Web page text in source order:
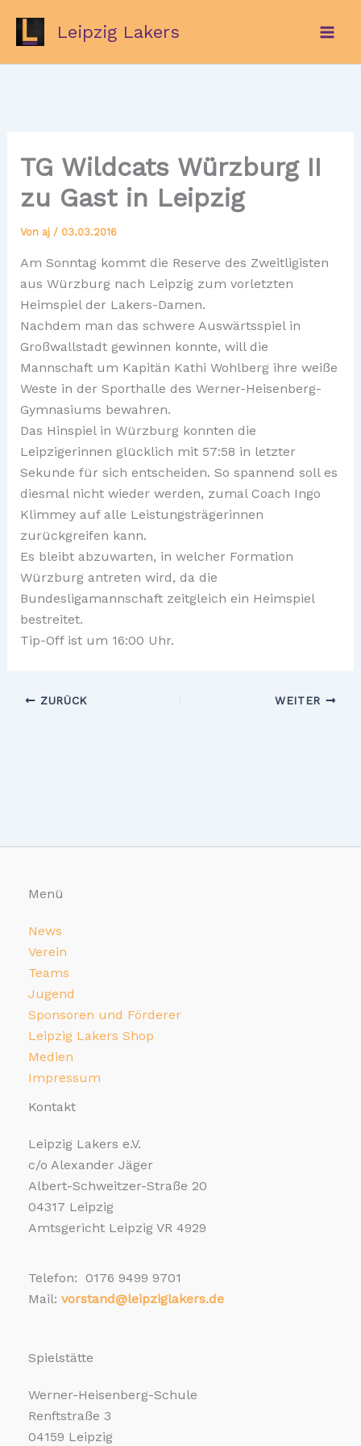
springen
Leipzig Lakers
TG Wildcats Würzburg II
zu Gast in Leipzig
Von aj / 03.03.2016
Am Sonntag kommt die Reserve des Zweitligisten
aus Würzburg nach Leipzig zum vorletzten
Heimspiel der Lakers-Damen.
Nachdem man das schwere Auswärtsspiel in
Großwallstadt gewinnen konnte, will die
Mannschaft um Kapitän Kathi Wohlberg ihre weiße
Weste in der Sporthalle des Werner-Heisenberg-
Gymnasiums bewahren.
Das Hinspiel in Würzburg konnten die
Leipzigerinnen glücklich mit 57:58 in letzter
Sekunde für sich entscheiden. So spannend soll es
diesmal nicht wieder werden, zumal Coach Ingo
Klimmey auf alle Leistungsträgerinnen
zurückgreifen kann.
Es bleibt abzuwarten, in welcher Formation
Würzburg antreten wird, da die
Bundesligamannschaft zeitgleich ein Heimspiel
bestreitet.
Tip-Off ist um 16:00 Uhr.
ZURÜCK WEITER
Menü
News
Verein
Teams
Jugend
Sponsoren und Förderer
Leipzig Lakers Shop
Medien
Impressum
Kontakt
Leipzig Lakers e.V.
c/o Alexander Jäger
Albert-Schweitzer-Straße 20
04317 Leipzig
Amtsgericht Leipzig VR 4929
Telefon: 0176 9499 9701
Mail: vorstand@leipziglakers.de
Spielstätte
Werner-Heisenberg-Schule
Renftstraße 3
04159 Leipzig